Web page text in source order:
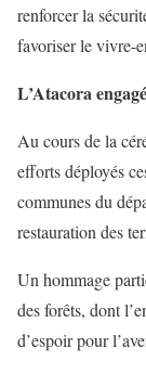
renforcer la
favoriser le vivre-
L’Atacora
Au cours de la
efforts déployés
communes du
restauration des
Un hommage
des forêts, dont
d’espoir pour